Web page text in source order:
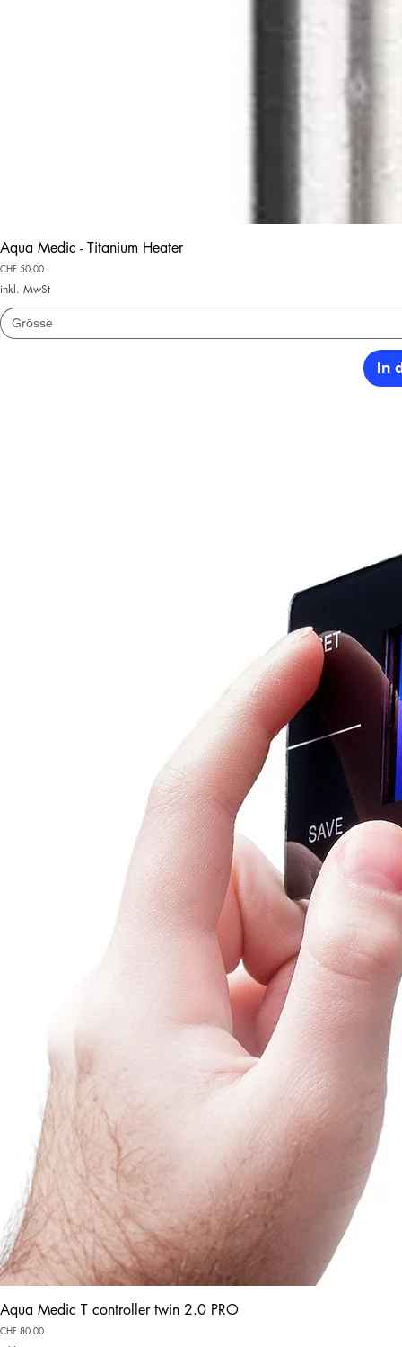
Aqua Medic - Titanium Heater
Preis
CHF 50.00
inkl. MwSt
Grösse
In
Aqua Medic T controller twin 2.0 PRO
Preis
CHF 80.00